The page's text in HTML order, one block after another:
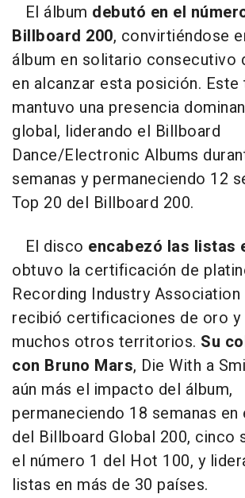
El álbum debutó en el
Billboard 200, convirtiéndose
álbum en solitario consecutivo
en alcanzar esta posición. Este
mantuvo una presencia
global, liderando el Billboard
Dance/Electronic Albums
semanas y permaneciendo 12
Top 20 del Billboard 200.
El disco encabezó las listas
obtuvo la certificación de
Recording Industry
recibió certificaciones de oro y
muchos otros territorios. Su
con Bruno Mars, Die With a
aún más el impacto del álbum,
permaneciendo 18 semanas en
del Billboard Global 200, cinco
el número 1 del Hot 100, y
listas en más de 30 países.